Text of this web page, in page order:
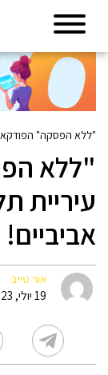
"ללא הפסקה"
"ללא
עיריית
אביביים!
אור טייב
19 יולי, 2023 14:46